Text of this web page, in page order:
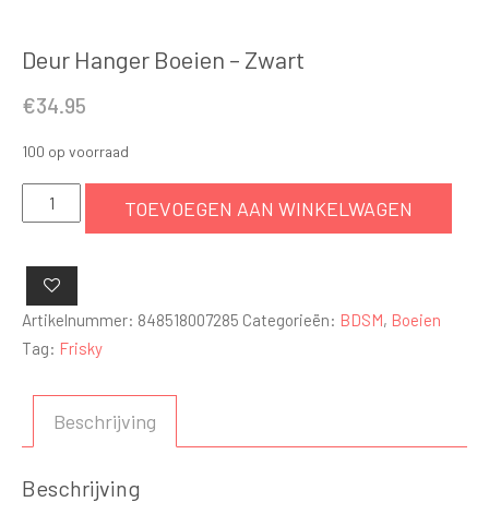
Deur Hanger Boeien – Zwart
€34.95
100 op voorraad
Deur
Hanger
Zwart
aantal
TOEVOEGEN AAN WINKELWAGEN
Artikelnummer: 848518007285 Categorieën: BDSM, Boeien
Tag: Frisky
Beschrijving
Beschrijving